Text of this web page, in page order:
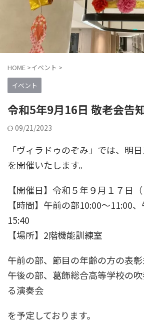
HOME >イベント >
イベント
令和5年9月16日 敬老会告
09/21/2023
「ヴィラドゥのぞみ」では、明
を開催いたします。
【開催日】令和５年９月１７日（
【時間】午前の部10:00～11:00
15:40
【場所】2階機能訓練室
午前の部、節目の年齢の方の表
午後の部、葛飾総合高等学校の
る演奏会
を予定しております。